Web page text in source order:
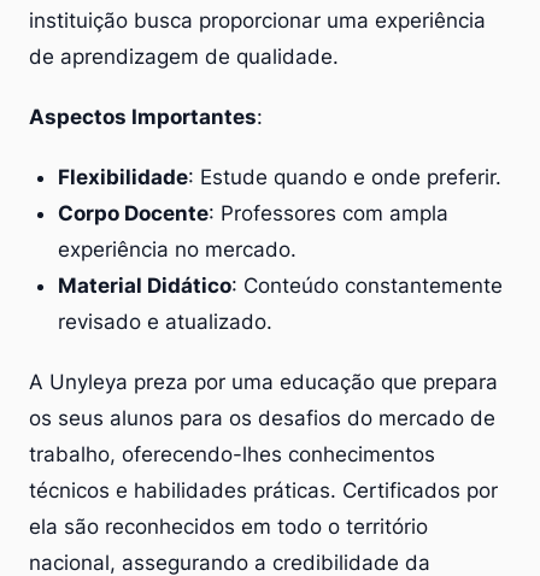
instituição busca proporcionar uma experiência
de aprendizagem de qualidade.
Aspectos Importantes:
Flexibilidade: Estude quando e onde preferir.
Corpo Docente: Professores com ampla
experiência no mercado.
Material Didático: Conteúdo constantemente
revisado e atualizado.
A Unyleya preza por uma educação que prepara
os seus alunos para os desafios do mercado de
trabalho, oferecendo-lhes conhecimentos
técnicos e habilidades práticas. Certificados por
ela são reconhecidos em todo o território
nacional, assegurando a credibilidade da